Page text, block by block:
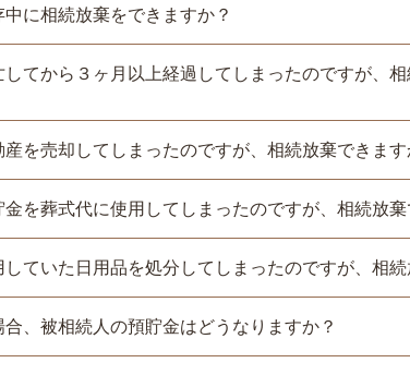
に相続放棄をできますか？
てから３ヶ月以上経過してしまったのですが、
を売却してしまったのですが、相続放棄できます
を葬式代に使用してしまったのですが、相続放棄
ていた日用品を処分してしまったのですが、相続
、被相続人の預貯金はどうなりますか？